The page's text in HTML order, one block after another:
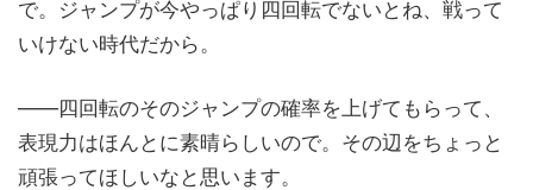
で。ジャンプが今やっぱり四回転でないとね、戦って
いけない時代だから。
——四回転のそのジャンプの確率を上げてもらって、
表現力はほんとに素晴らしいので。その辺をちょっと
頑張ってほしいなと思います。